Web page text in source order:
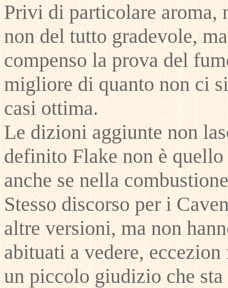
Privi di particolare aroma,
non del tutto gradevole,
compenso la prova del
migliore di quanto non ci
casi ottima.
Le dizioni aggiunte non
definito Flake non è
anche se nella
Stesso discorso per i
altre versioni, ma non
abituati a vedere,
un piccolo giudizio che